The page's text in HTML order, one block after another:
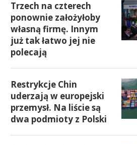
Trzech na czterech
ponownie założyłoby
własną firmę. Innym
już tak łatwo jej nie
polecają
Restrykcje Chin
uderzają w europejski
przemysł. Na liście są
dwa podmioty z Polski